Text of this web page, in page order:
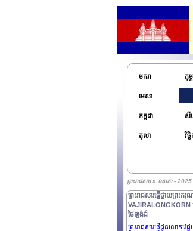
មករា កុម្
មេសា
កក្កដា សី
តុលា វិច្
ព្រះរាជសារ » ឧសភា - 2025
ព្រះរាជាណាចក្រកម្ពុជា
ព្រះរាជសារផ្ញើជូន ឯកឧត្ត
សាធារណរដ្ឋប្រជាមានិតចិន
ព្រះរាជសារផ្ញើប្រគេន
សាសនាពិភពលោក ស្ថាបនិ
Nenbutsushu និង ព្រះ
ប្រធានកិច្ចប្រជុំកំពូលព្រះ
សាសនាពិភពលោក ព្រះសង្
Nenbutsushu.
ព្រះរាជសារផ្ញើជូន ឯកឧ
អគ្គរដ្ឋទូតវិសាមញ្ញ និងពេ
ព្រះរាជាណាចក្រកម្ពុជា
ព្រះរាជសារផ្ញើជូន ឯកឧត្
ព្រះរាជសារផ្ញើជូន ឯកឧត្ត
សាធារណរដ្ឋកាមេរូន
ព្រះរាជសារផ្ញើថ្វាយព្រះក
VAJIRALONGKORN ព្
ថៃឡង់ដ៍
ព្រះរាជសារផ្ញើជូនលោកវ